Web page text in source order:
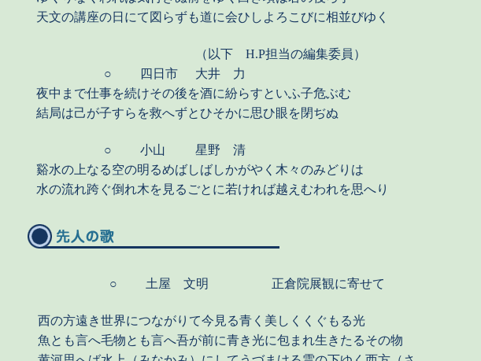
天文の講座の日にて図らずも道に会ひしよろこびに相並びゆく
（以下 H.P担当の編集委員）
○
四日市
大井 力
夜中まで仕事を続けその後を酒に紛らすといふ子危ぶむ
結局は己が子すらを救へずとひそかに思ひ眼を閉ぢぬ
○ 小山
星野 清
谿水の上なる空の明るめばしばしかがやく木々のみどりは
水の流れ跨ぐ倒れ木を見るごとに若ければ越えむわれを思へり
○ 土屋 文明 正倉院展観に寄せて
西の方遠き世界につながりて今見る青く美しくくぐもる光
魚とも言へ毛物とも言へ吾が前に青き光に包まれ生きたるその物